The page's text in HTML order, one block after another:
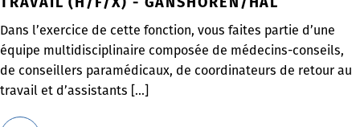
TRAVAIL (H/F/X) - GANSHOREN/HAL
Dans l’exercice de cette fonction, vous faites partie d’une
équipe multidisciplinaire composée de médecins-conseils,
de conseillers paramédicaux, de coordinateurs de retour au
travail et d’assistants [...]